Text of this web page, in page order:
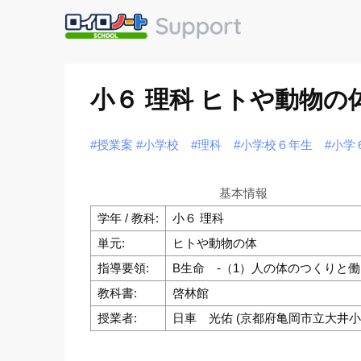
小６ 理科 ヒトや動物
#授業案 #小学校 #理科 #小学校６年生 #小学
基本情報
学年 / 教科:
小６ 理科
単元:
ヒトや動物の体
指導要領:
B生命 -（1）人の体のつくりと
教科書:
啓林館
授業者:
日車 光佑 (京都府亀岡市立大井